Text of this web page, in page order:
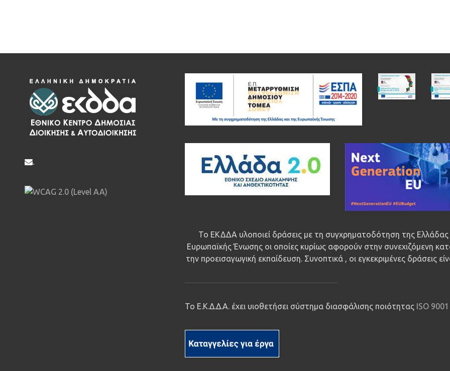
.
Το ΕΚΔΔΑ υλοποιεί δράσεις με τη συγχρηματοδότηση της Ελλάδας
Ευρωπαϊκής Ένωσης οι οποίες κυρίως αφορούν στην συνεχιζόμενη
την προεισαγωγική εκπαίδευση. Συνοπτικά , οι εγκεκριμένες δράσεις
Το Ε.Κ.Δ.Δ.Α. έχει υιοθετήσει σύστημα διασφάλισης ποιότητας ISO 9001